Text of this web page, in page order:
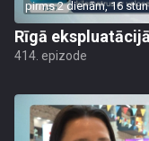
pirms 2 dienām, 16
Rīgā
414. epizode